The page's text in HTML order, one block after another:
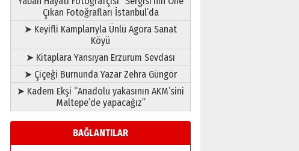
Çıkan Fotoğrafları İstanbul’da
➤ Keyifli Kamplarıyla Ünlü Agora Sanat
Köyü
➤ Kitaplara Yansıyan Erzurum Sevdası
➤ Çiçeği Burnunda Yazar Zehra Güngör
➤ Kadem Ekşi “Anadolu yakasının AKM’sini
Maltepe’de yapacağız”
BAĞLANTILAR